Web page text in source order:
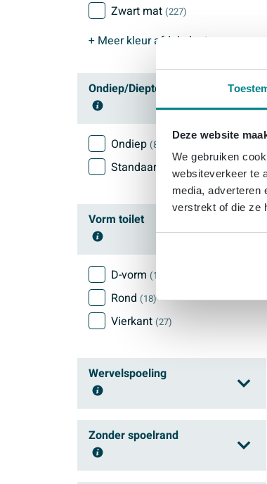
Deze website
We gebruiken
websiteverkeer te
media, adverteren
verstrekt of die ze
Zwart mat (227)
+ Meerkleur afdekplaat
Ondiep/Diepte
Ondiep (88)
Standaard (1634)
Vorm toilet
D-vorm (1677)
Rond (18)
Vierkant (27)
Wervelspoeling
Ja (736)
Zonder spoelrand